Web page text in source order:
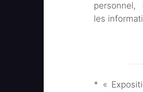
personnel,
les
* «